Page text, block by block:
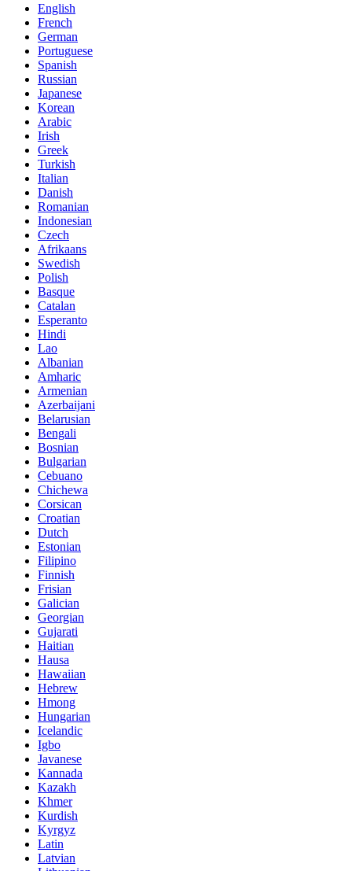
English
French
German
Portuguese
Spanish
Russian
Japanese
Korean
Arabic
Irish
Greek
Turkish
Italian
Danish
Romanian
Indonesian
Czech
Afrikaans
Swedish
Polish
Basque
Catalan
Esperanto
Hindi
Lao
Albanian
Amharic
Armenian
Azerbaijani
Belarusian
Bengali
Bosnian
Bulgarian
Cebuano
Chichewa
Corsican
Croatian
Dutch
Estonian
Filipino
Finnish
Frisian
Galician
Georgian
Gujarati
Haitian
Hausa
Hawaiian
Hebrew
Hmong
Hungarian
Icelandic
Igbo
Javanese
Kannada
Kazakh
Khmer
Kurdish
Kyrgyz
Latin
Latvian